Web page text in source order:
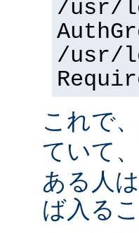
/usr/
/usr/
これで
ていて、
ある人
ば入る